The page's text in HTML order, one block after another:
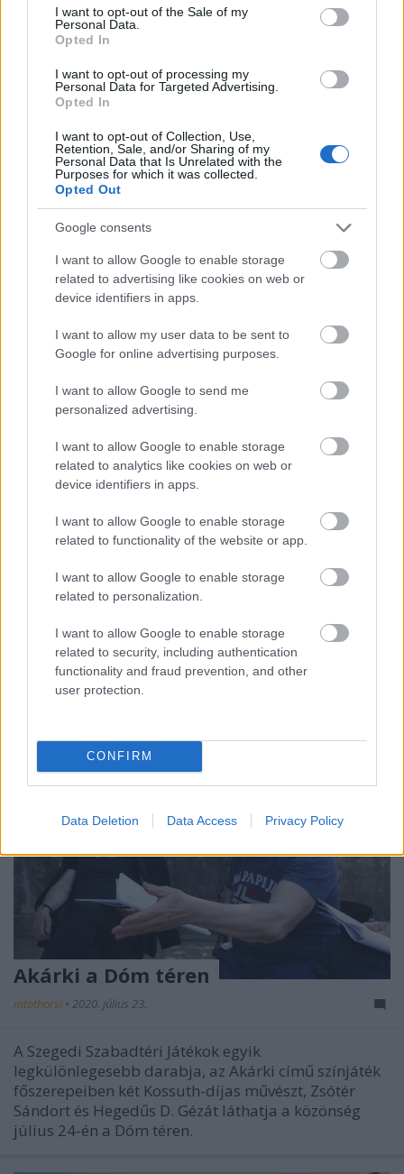
consent section.
I want to opt-out of the Sale of my
Personal Data.
Opted In
I want to opt-out of processing my
Personal Data for Targeted Advertising.
Opted In
I want to opt-out of Collection, Use,
Retention, Sale, and/or Sharing of my
Personal Data that Is Unrelated with the
Purposes for which it was collected.
Opted Out
Google consents
I want to allow Google to enable storage
related to advertising like cookies on web or
device identifiers in apps.
I want to allow my user data to be sent to
Google for online advertising purposes.
I want to allow Google to send me
personalized advertising.
I want to allow Google to enable storage
related to analytics like cookies on web or
device identifiers in apps.
I want to allow Google to enable storage
related to functionality of the website or app.
I want to allow Google to enable storage
related to personalization.
I want to allow Google to enable storage
related to security, including authentication
functionality and fraud prevention, and other
user protection.
CONFIRM
Data Deletion Data Access Privacy Policy
Nagy sikerrel zárult a Veszprémi
Petőfi Színház érzékenyítő
fesztiválja
mtothorsi•2020. július 27.
Kiállításmegnyitóval, érzelmekben gazdag
előadással, és azt „lélekelemző” beszélgetéssel
kezdődött a III. “Lélektől lélekig...” Érzékenyítő
Fesztivál a Veszprémi Petőfi Színházban.
Különleges találkozások Zsámbékon
mtothorsi•2020. július 24.
Dalok és versek, próza és líra, színészek, zenészek,
különböző évtizedek és évszázadok szellemisége
találkozik Zsámbékon hétről hétre.
Akárki a Dóm téren
mtothorsi • 2020. július 23.
A Szegedi Szabadtéri Játékok egyik
legkülönlegesebb darabja, az Akárki című színjáték
főszerepeiben két Kossuth-díjas művészt, Zsótér
Sándort és Hegedűs D. Gézát láthatja a közönség
július 24-én a Dóm téren.